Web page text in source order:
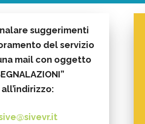
suggerimenti
del servizio
mail con oggetto
all’indirizzo: